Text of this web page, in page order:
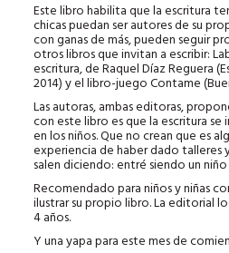
Este libro habilita que la escritura
chicas puedan ser autores de su
con ganas de más, pueden seguir
otros libros que invitan a escribir:
escritura, de Raquel Díaz Reguera
2014) y el libro-juego Contame
Las autoras, ambas editoras,
con este libro es que la escritura se
en los niños. Que no crean que es
experiencia de haber dado talleres
salen diciendo: entré siendo un
Recomendado para niños y niñas
ilustrar su propio libro. La editorial
4 años.
Y una yapa para este mes de